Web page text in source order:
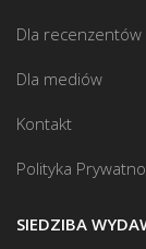
Dla recenzentów
Dla mediów
Kontakt
Polityka
SIEDZIBA